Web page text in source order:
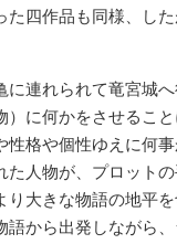
四作品も同様、し
連れられて竜宮城
に何かをさせるこ
性格や個性ゆえに
人物が、プロット
大きな物語の地平
ら出発しながら、